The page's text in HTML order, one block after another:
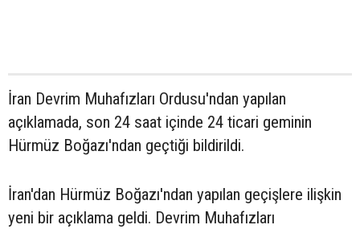
İran Devrim Muhafızları Ordusu'ndan yapılan
açıklamada, son 24 saat içinde 24 ticari geminin
Hürmüz Boğazı'ndan geçtiği bildirildi.
İran'dan Hürmüz Boğazı'ndan yapılan geçişlere ilişkin
yeni bir açıklama geldi. Devrim Muhafızları